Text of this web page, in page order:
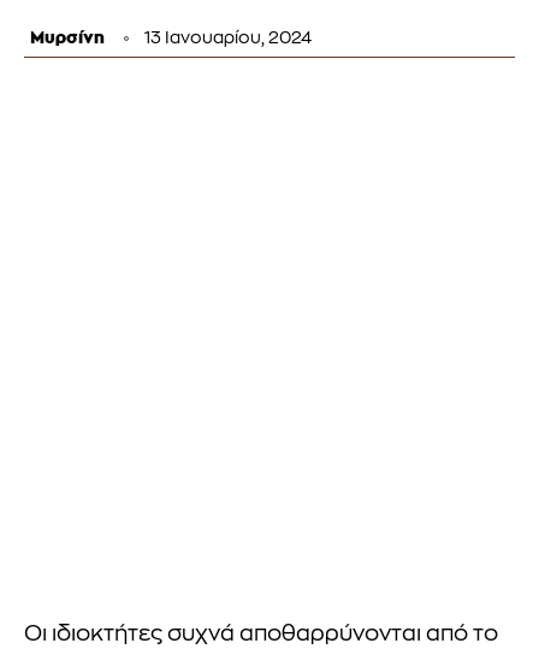
Μυρσίνη 13 Ιανουαρίου, 2024
Οι ιδιοκτήτες συχνά αποθαρρύνονται από το